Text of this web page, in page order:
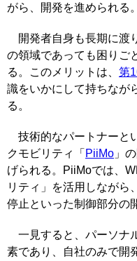
がら、開発を進められる。
開発者自身も長期に渡
の領域であっても困りご
る。このメリットは、 第
識をいかにして持ちなが
る。
技術的なパートナーと
クモビリティ「 PiiMo 」
げられる。PiiMoでは、
リティ」を活用しながら
停止といった制御部分の
一見すると、パーソナ
素であり、自社のみで開